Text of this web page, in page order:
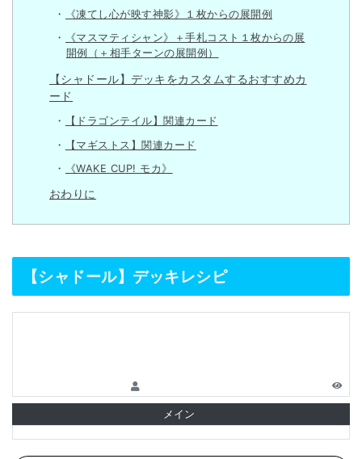
《凍てし心が映す神影》１枚からの展開例
《マスマティシャン》＋手札コスト１枚からの展
開例（＋相手ターンの展開例）
【シャドール】デッキをカスタムするおすすめカ
ード
【ドラゴンテイル】関連カード
【マギストス】関連カード
《WAKE CUP! モカ》
おわりに
【シャドール】デッキレシピ
メイン